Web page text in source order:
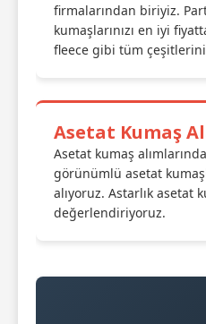
firmalarından biriyiz.
kumaşlarınızı en iyi
fleece gibi tüm
Asetat Kumaş
Asetat kumaş
görünümlü asetat
alıyoruz. Astarlık asetat
değerlendiriyoruz.